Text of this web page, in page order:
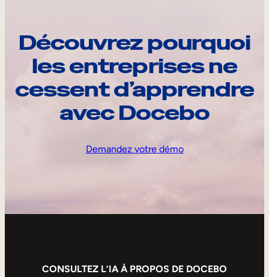
Découvrez pourquoi
les entreprises ne
cessent d’apprendre
avec Docebo
Demandez votre démo
CONSULTEZ L’IA À PROPOS DE DOCEBO